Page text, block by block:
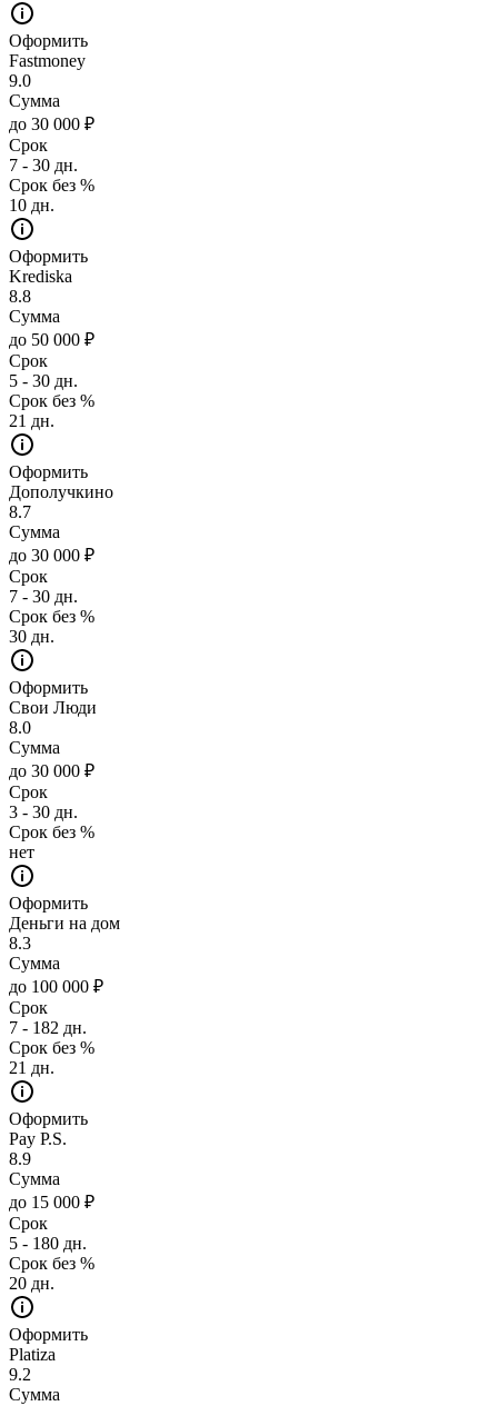
Оформить
Fastmoney
9.0
Сумма
до 30 000 ₽
Срок
7 - 30 дн.
Срок без %
10 дн.
Оформить
Krediska
8.8
Сумма
до 50 000 ₽
Срок
5 - 30 дн.
Срок без %
21 дн.
Оформить
Дополучкино
8.7
Сумма
до 30 000 ₽
Срок
7 - 30 дн.
Срок без %
30 дн.
Оформить
Свои Люди
8.0
Сумма
до 30 000 ₽
Срок
3 - 30 дн.
Срок без %
нет
Оформить
Деньги на дом
8.3
Сумма
до 100 000 ₽
Срок
7 - 182 дн.
Срок без %
21 дн.
Оформить
Pay P.S.
8.9
Сумма
до 15 000 ₽
Срок
5 - 180 дн.
Срок без %
20 дн.
Оформить
Platiza
9.2
Сумма